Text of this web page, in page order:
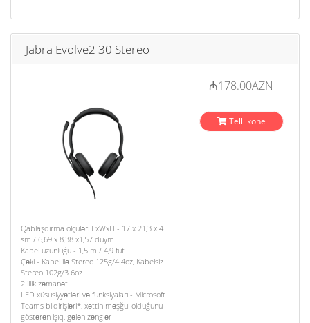
Jabra Evolve2 30 Stereo
Qablaşdırma ölçüləri LxWxH - 17 x 21,3 x 4
sm / 6,69 x 8,38 x1,57 düym
Kabel uzunluğu - 1,5 m / 4,9 fut
Çəki - Kabel ilə Stereo 125g/4.4oz, Kabelsiz
Stereo 102g/3.6oz
2 illik zəmanət
LED xüsusiyyətləri və funksiyaları - Microsoft
Teams bildirişləri*, xəttin məşğul olduğunu
göstərən işıq, gələn zənglər
₼178.00AZN
Telli kohe